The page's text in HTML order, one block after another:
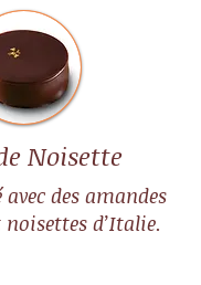
Noisette
des amandes
noisettes d’Italie.